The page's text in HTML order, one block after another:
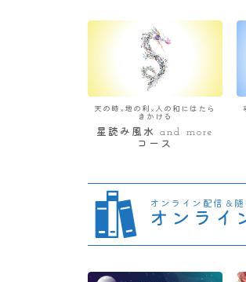
天の時×地の利×人の和にはたら
きかける
星読み風水 and more
コース
オンライン配信＆
オンライ